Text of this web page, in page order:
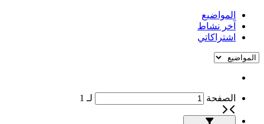
المواضيع
آخر نشاط
اشتراكاتي
الصفحة لـ 1